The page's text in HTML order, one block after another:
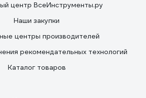
центр ВсеИнструменты.ру
Наши закупки
центры производителей
рекомендательных технологий
Каталог товаров